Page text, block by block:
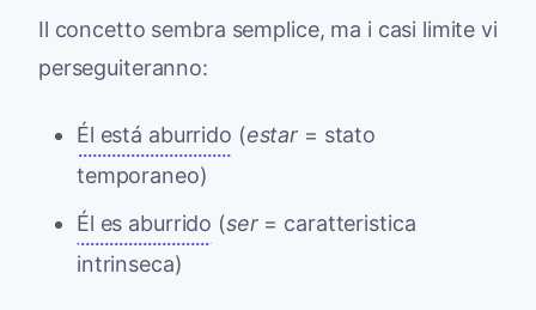
Il concetto sembra semplice, ma i casi limite vi
perseguiteranno:
Él está aburrido (estar = stato
temporaneo)
Él es aburrido (ser= caratteristica
intrinseca)